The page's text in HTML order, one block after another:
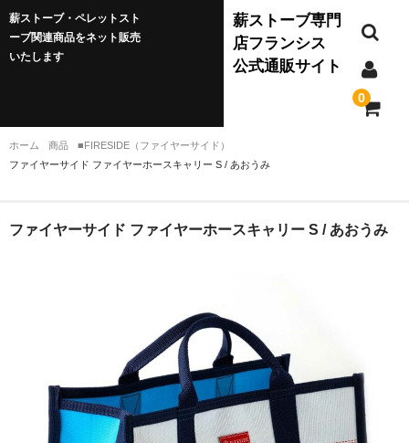
薪ストーブ・ペレットスト
ーブ関連商品をネット販売
いたします
薪ストーブ専門
店フランシス
公式通販サイト
0
薪ストーブ
JØTUL(ヨツール)
バーモントキャスティングス
クワドラファイア
ホーム 商品
■FIRESIDE（ファイヤーサイド）
ファイヤーサイド ファイヤーホースキャリー S / あおうみ
ファイヤーサイド ファイヤーホースキャリー S / あおうみ